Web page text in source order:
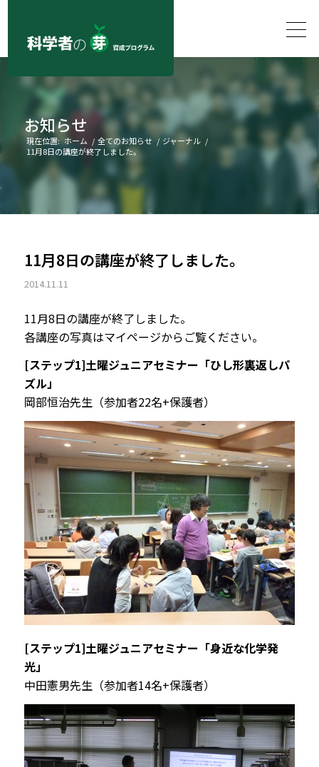
お知らせ
現在位置: ホーム / 全てのお知らせ / ジャーナル /
11月8日の講座が終了しました。
11月8日の講座が終了しました。
2014.11.11
11月8日の講座が終了しました。
各講座の写真はマイページからご覧ください。
[ステップ1]土曜ジュニアセミナー「ひし形裏返しパ
ズル」
岡部恒治先生（参加者22名+保護者）
[ステップ1]土曜ジュニアセミナー「身近な化学発
光」
中田憲男先生（参加者14名+保護者）